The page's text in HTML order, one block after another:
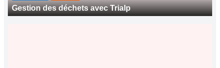
Gestion des déchets avec Trialp